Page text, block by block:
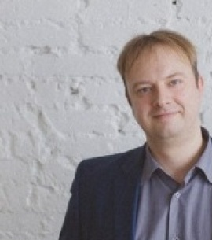
Перейти к основному содержанию